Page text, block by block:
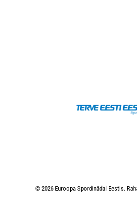
© 2026 Euroopa Spordinädal Eestis.